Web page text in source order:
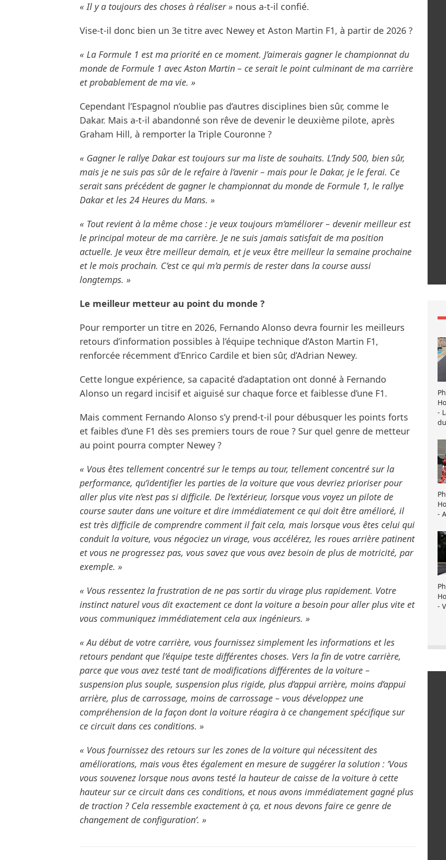
« Il y a toujours des choses à réaliser » nous a-t-il confié.
Vise-t-il donc bien un 3e titre avec Newey et Aston Martin F1, à partir de 2026 ?
« La Formule 1 est ma priorité en ce moment. J’aimerais gagner le championnat du
monde de Formule 1 avec Aston Martin – ce serait le point culminant de ma carrière
et probablement de ma vie. »
Cependant l’Espagnol n’oublie pas d’autres disciplines bien sûr, comme le
Dakar. Mais a-t-il abandonné son rêve de devenir le deuxième pilote, après
Graham Hill, à remporter la Triple Couronne ?
« Gagner le rallye Dakar est toujours sur ma liste de souhaits. L’Indy 500, bien sûr,
mais je ne suis pas sûr de le refaire à l’avenir – mais pour le Dakar, je le ferai. Ce
serait sans précédent de gagner le championnat du monde de Formule 1, le rallye
Dakar et les 24 Heures du Mans. »
« Tout revient à la même chose : je veux toujours m’améliorer – devenir meilleur est
le principal moteur de ma carrière. Je ne suis jamais satisfait de ma position
actuelle. Je veux être meilleur demain, et je veux être meilleur la semaine prochaine
et le mois prochain. C’est ce qui m’a permis de rester dans la course aussi
longtemps. »
Le meilleur metteur au point du monde ?
Pour remporter un titre en 2026, Fernando Alonso devra fournir les meilleurs
retours d’information possibles à l’équipe technique d’Aston Martin F1,
renforcée récemment d’Enrico Cardile et bien sûr, d’Adrian Newey.
Cette longue expérience, sa capacité d’adaptation ont donné à Fernando
Alonso un regard incisif et aiguisé sur chaque force et faiblesse d’une F1.
Mais comment Fernando Alonso s’y prend-t-il pour débusquer les points forts
et faibles d’une F1 dès ses premiers tours de roue ? Sur quel genre de metteur
au point pourra compter Newey ?
« Vous êtes tellement concentré sur le temps au tour, tellement concentré sur la
performance, qu’identifier les parties de la voiture que vous devriez prioriser pour
aller plus vite n’est pas si difficile. De l’extérieur, lorsque vous voyez un pilote de
course sauter dans une voiture et dire immédiatement ce qui doit être amélioré, il
est très difficile de comprendre comment il fait cela, mais lorsque vous êtes celui qui
conduit la voiture, vous négociez un virage, vous accélérez, les roues arrière patinent
et vous ne progressez pas, vous savez que vous avez besoin de plus de motricité, par
exemple. »
« Vous ressentez la frustration de ne pas sortir du virage plus rapidement. Votre
instinct naturel vous dit exactement ce dont la voiture a besoin pour aller plus vite et
vous communiquez immédiatement cela aux ingénieurs. »
« Au début de votre carrière, vous fournissez simplement les informations et les
retours pendant que l’équipe teste différentes choses. Vers la fin de votre carrière,
parce que vous avez testé tant de modifications différentes de la voiture –
suspension plus souple, suspension plus rigide, plus d’appui arrière, moins d’appui
arrière, plus de carrossage, moins de carrossage – vous développez une
compréhension de la façon dont la voiture réagira à ce changement spécifique sur
ce circuit dans ces conditions. »
« Vous fournissez des retours sur les zones de la voiture qui nécessitent des
améliorations, mais vous êtes également en mesure de suggérer la solution : ’Vous
vous souvenez lorsque nous avons testé la hauteur de caisse de la voiture à cette
hauteur sur ce circuit dans ces conditions, et nous avons immédiatement gagné plus
de traction ? Cela ressemble exactement à ça, et nous devons faire ce genre de
changement de configuration’. »
-
-
-